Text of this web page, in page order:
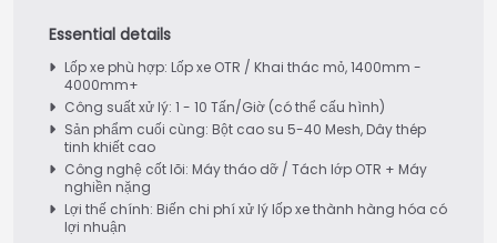
Lốp xe phù hợp: Lốp xe OTR / Khai thác mỏ, 1400mm -
4000mm+
Công suất xử lý: 1 - 10 Tấn/Giờ (có thể cấu hình)
Sản phẩm cuối cùng: Bột cao su 5-40 Mesh, Dây thép
tinh khiết cao
Công nghệ cốt lõi: Máy tháo dỡ / Tách lớp OTR + Máy
nghiền nặng
Lợi thế chính: Biến chi phí xử lý lốp xe thành hàng hóa có
lợi nhuận